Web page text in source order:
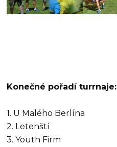
Konečné pořadí turrnaje:
1. U Malého Berlína
2. Letenští
3. Youth Firm